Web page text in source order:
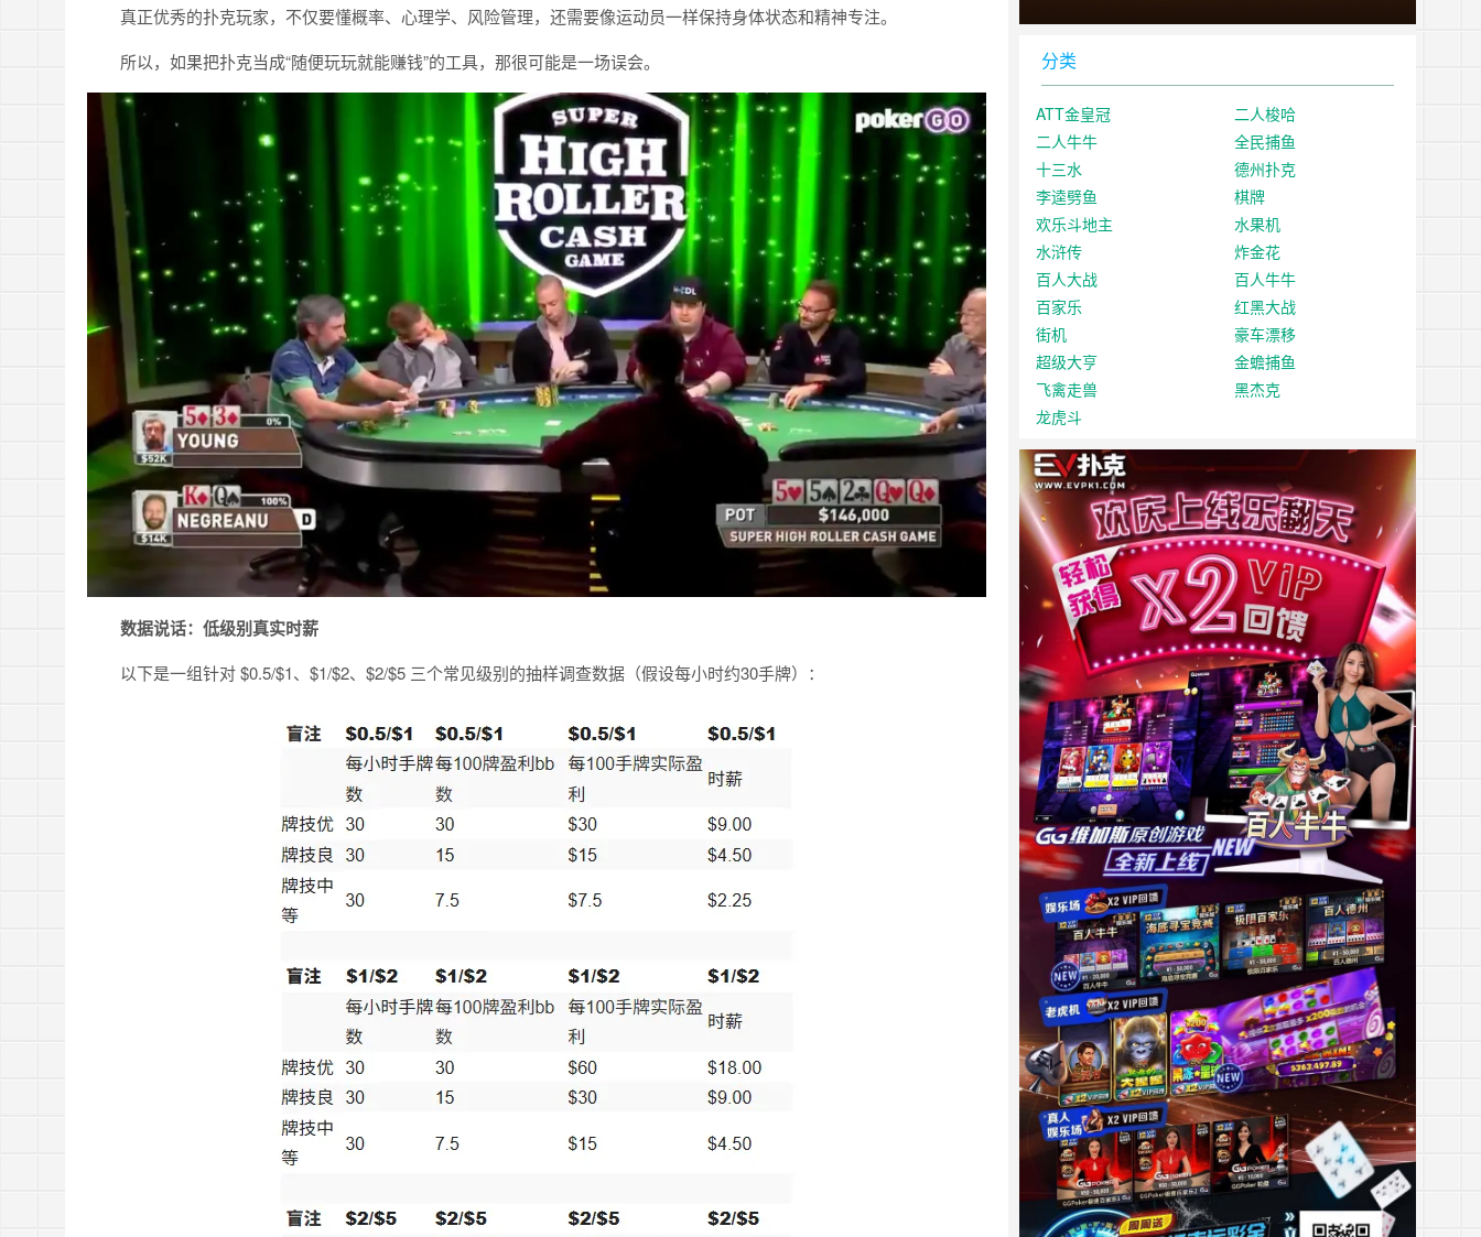
真正优秀的扑克玩家，不仅要懂概率、心理学、风险管理，还需要像运动员一样保持身体状态和精神专注。
所以，如果把扑克当成“随便玩玩就能赚钱”的工具，那很可能是一场误会。
数据说话：低级别真实时薪
以下是一组针对 $0.5/$1、$1/$2、$2/$5 三个常见级别的抽样调查数据（假设每小时约30手牌）：
分类
ATT金皇冠
二人梭哈
二人牛牛
全民捕鱼
十三水
德州扑克
李逵劈鱼
棋牌
欢乐斗地主
水果机
水浒传
炸金花
百人大战
百人牛牛
百家乐
红黑大战
街机
豪车漂移
超级大亨
金蟾捕鱼
飞禽走兽
黑杰克
龙虎斗